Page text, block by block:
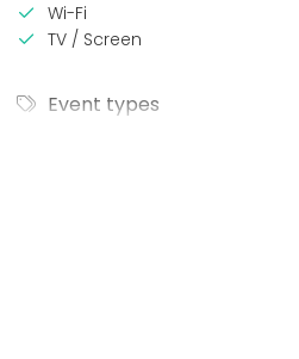
Wi-Fi
TV / Screen
Event types